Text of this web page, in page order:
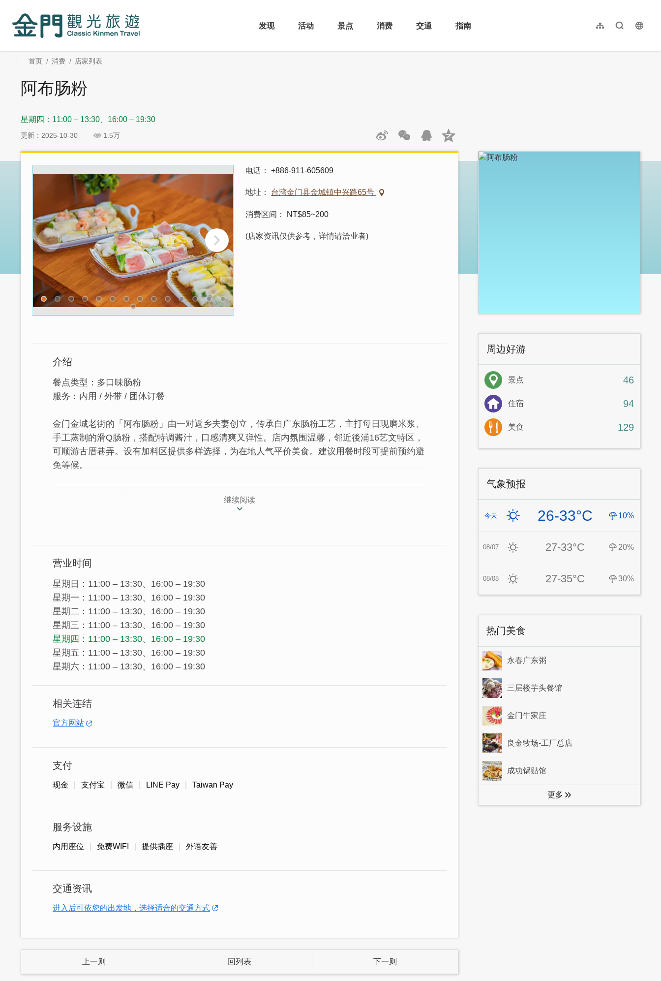
内
发现
活动 景点 消费 交通 指南 网站导览全文检索
繁體中文
首页 消费 店家列表
阿布肠粉
星期四：11:00 – 13:30、16:00 – 19:30
更新：2025-10-30 1.5万
分
电话 +886-911-605609
地址 台湾金门县金城镇中兴路65号
消费区间 NT$85~200
(店家资讯仅供参考，详情请洽业者)
介绍
餐点类型：多口味肠粉
服务：内用 / 外带 / 团体订餐
金门金城老街的「阿布肠粉」由一对返乡夫妻创立，传承自广东肠粉工艺，主打每日现磨米浆、
手工蒸制的滑Q肠粉，搭配特调酱汁，口感清爽又弹性。店内氛围温馨，邻近後浦16艺文特区，
可顺游古厝巷弄。设有加料区提供多样选择，为在地人气平价美食。建议用餐时段可提前预约避
免等候。
自深圳拜师学艺的「阿布肠粉」是老板夫妻俩在外地的美味回忆，曾经下班後来碗热腾腾的美味
门，不只满足家人的味蕾，也想将这份好手艺分享给大家！
口味是致胜关键！
继续阅读
营业时间
星期日：11:00 – 13:30、16:00 – 19:30
星期一：11:00 – 13:30、16:00 – 19:30
星期二：11:00 – 13:30、16:00 – 19:30
星期三：11:00 – 13:30、16:00 – 19:30
星期四：11:00 – 13:30、16:00 – 19:30
星期五：11:00 – 13:30、16:00 – 19:30
星期六：11:00 – 13:30、16:00 – 19:30
相关连结
官方网站
支付
现金 支付宝 微信 LINE Pay Taiwan Pay
服务设施
内用座位 免费WIFI 提供插座 外语友善
交通资讯
进入后可依您的出发地，选择适合的交通方式
上一则 回列表 下一则
:::
周边好游
景点 46
住宿 94
美食 129
气象预报
今天 26-33°C 10%
08/07 27-33°C 20%
08/08 27-35°C 30%
热门美食
永春广东粥
三层楼芋头餐馆
金门牛家庄
良金牧场-工厂总店
成功锅贴馆
更多